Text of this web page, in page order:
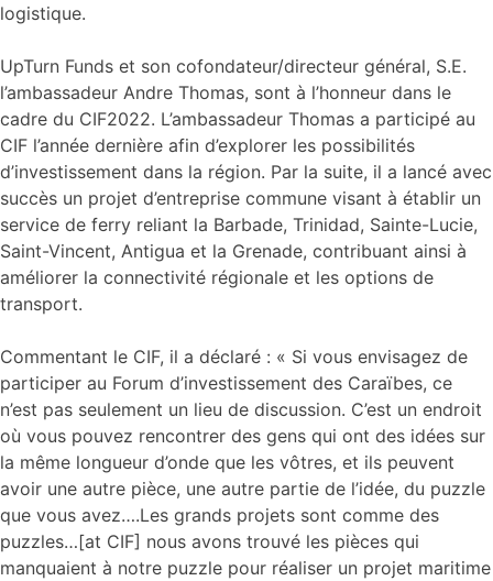
logistique.
UpTurn Funds et son cofondateur/directeur général, S.E.
l’ambassadeur Andre Thomas, sont à l’honneur dans le
cadre du CIF2022. L’ambassadeur Thomas a participé au
CIF l’année dernière afin d’explorer les possibilités
d’investissement dans la région. Par la suite, il a lancé avec
succès un projet d’entreprise commune visant à établir un
service de ferry reliant la Barbade, Trinidad, Sainte-Lucie,
Saint-Vincent, Antigua et la Grenade, contribuant ainsi à
améliorer la connectivité régionale et les options de
transport.
Commentant le CIF, il a déclaré : « Si vous envisagez de
participer au Forum d’investissement des Caraïbes, ce
n’est pas seulement un lieu de discussion. C’est un endroit
où vous pouvez rencontrer des gens qui ont des idées sur
la même longueur d’onde que les vôtres, et ils peuvent
avoir une autre pièce, une autre partie de l’idée, du puzzle
que vous avez….Les grands projets sont comme des
puzzles…[at CIF] nous avons trouvé les pièces qui
manquaient à notre puzzle pour réaliser un projet maritime